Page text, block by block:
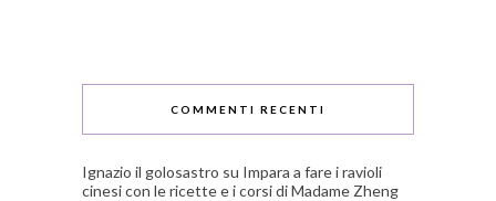
COMMENTI RECENTI
Ignazio il golosastro su Impara a fare i ravioli
cinesi con le ricette e i corsi di Madame Zheng